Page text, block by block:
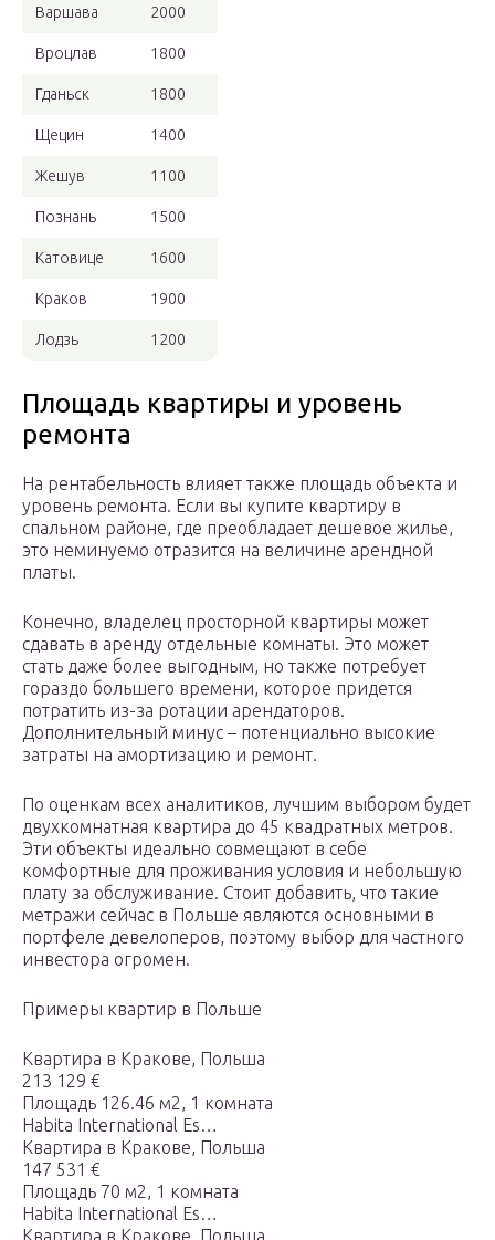
Варшава 2000
Вроцлав 1800
Гданьск 1800
Щецин 1400
Жешув 1100
Познань 1500
Катовице 1600
Краков 1900
Лодзь 1200
Площадь квартиры и уровень
ремонта
На рентабельность влияет также площадь объекта и
уровень ремонта. Если вы купите квартиру в
спальном районе, где преобладает дешевое жилье,
это неминуемо отразится на величине арендной
платы.
Конечно, владелец просторной квартиры может
сдавать в аренду отдельные комнаты. Это может
стать даже более выгодным, но также потребует
гораздо большего времени, которое придется
потратить из-за ротации арендаторов.
Дополнительный минус – потенциально высокие
затраты на амортизацию и ремонт.
По оценкам всех аналитиков, лучшим выбором будет
двухкомнатная квартира до 45 квадратных метров.
Эти объекты идеально совмещают в себе
комфортные для проживания условия и небольшую
плату за обслуживание. Стоит добавить, что такие
метражи сейчас в Польше являются основными в
портфеле девелоперов, поэтому выбор для частного
инвестора огромен.
Примеры квартир в Польше
Квартира в Кракове, Польша
213 129 €
Площадь 126.46 м2, 1 комната
Habita International Es…
Квартира в Кракове, Польша
147 531 €
Площадь 70 м2, 1 комната
Habita International Es…
Квартира в Кракове, Польша